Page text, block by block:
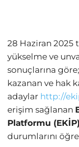
28 Haziran 2025
yükselme ve
sonuçlarına
kazanan ve hak
adaylar http://
erişim sağlanan
Platformu (EKİP)
durumlarını